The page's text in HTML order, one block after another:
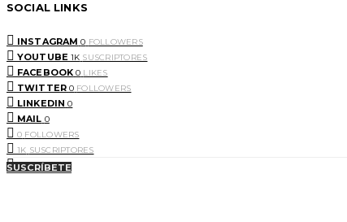
SOCIAL LINKS
INSTAGRAM 0 FOLLOWERS
YOUTUBE 1K SUSCRIPTORES
FACEBOOK 0 LIKES
TWITTER 0 FOLLOWERS
LINKEDIN 0
MAIL 0
0 FOLLOWERS
1K SUSCRIPTORES
0 LIKES
SUSCRÍBETE